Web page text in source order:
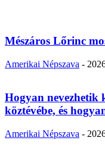
Mészáros Lőrinc
Amerikai Népszava -
Hogyan nevezhetik
köztévébe, és
Amerikai Népszava -